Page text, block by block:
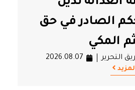
عن إطلاق أول
إلكترونية لتوثيق
تقتيل النساء
التحرير